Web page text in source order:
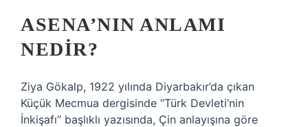
ASENA’NIN ANLAMI
NEDIR?
Ziya Gökalp, 1922 yılında Diyarbakır’da çıkan
Küçük Mecmua dergisinde “Türk Devleti’nin
İnkişafı” başlıklı yazısında, Çin anlayışına göre